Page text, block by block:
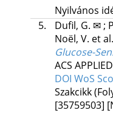
Nyilvános
5.
Dufil, G. ✉;
Noël, V. et al.
Glucose-
ACS
DOI WoS
Szakcikk
[35759503]